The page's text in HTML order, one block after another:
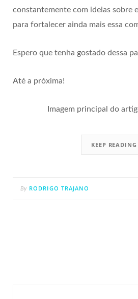
constantemente com ideias sobre
para fortalecer ainda mais essa
Espero que tenha gostado dessa
Até a próxima!
Imagem principal do
KEEP READING
By RODRIGO TRAJANO